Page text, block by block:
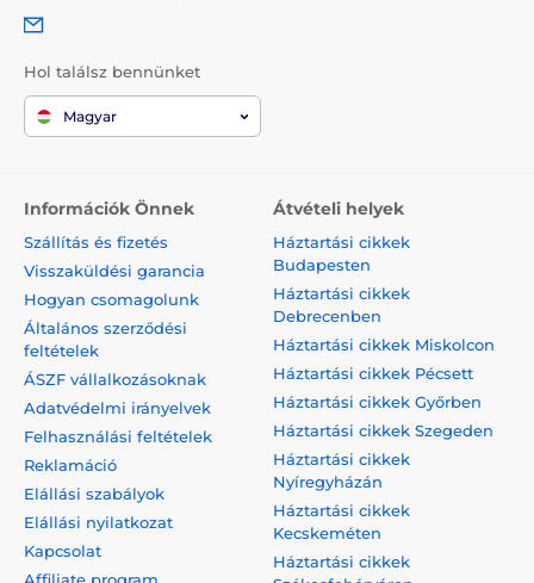
Hol találsz bennünket
Magyar
Információk Önnek
Szállítás és fizetés
Visszaküldési garancia
Hogyan csomagolunk
Általános szerződési
feltételek
ÁSZF vállalkozásoknak
Adatvédelmi irányelvek
Felhasználási feltételek
Reklamáció
Elállási szabályok
Elállási nyilatkozat
Kapcsolat
Átvételi helyek
Háztartási cikkek
Budapesten
Háztartási cikkek
Debrecenben
Háztartási cikkek Miskolcon
Háztartási cikkek Pécsett
Háztartási cikkek Győrben
Háztartási cikkek Szegeden
Háztartási cikkek
Nyíregyházán
Háztartási cikkek
Kecskeméten
Háztartási cikkek